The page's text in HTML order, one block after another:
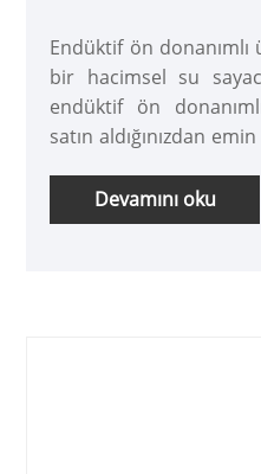
Endüktif ön
bir hacimsel su
endüktif ön
satın aldığınızdan
sunacağız.
Devamını oku